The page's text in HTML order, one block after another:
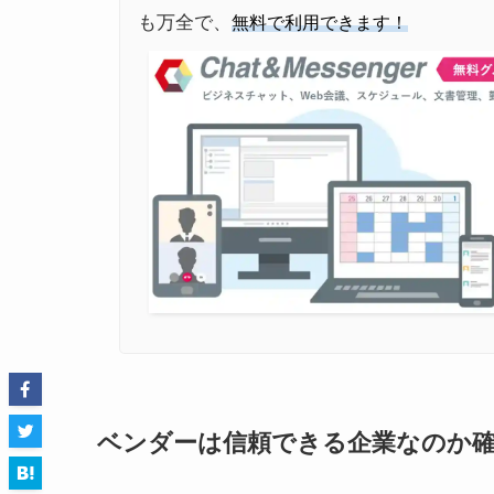
も万全で、 無料で利用できます！
ベンダーは信頼できる企業なのか